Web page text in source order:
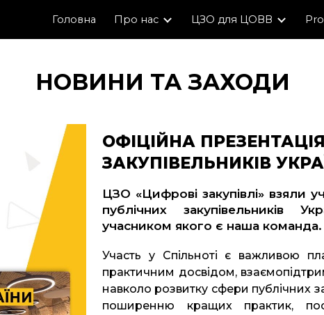
Skip to main content Skip to
Головна Про нас ЦЗО для ЦОВВ
НОВИНИ ТА ЗАХОДИ
ОФІЦІЙНА
ЗАКУПІВЕЛЬНИКІВ
ЦЗО «Цифрові закупівлі» взяли
публічних закупівельників
учасником якого є наша команда.
Участь у Спільноті є важливою
практичним досвідом,
навколо розвитку сфери публічних
поширенню кращих практик,